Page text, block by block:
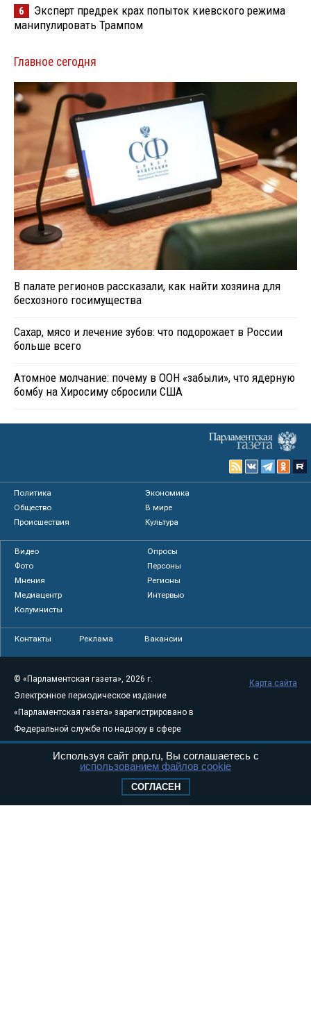
6
Эксперт предрек крах попыток киевского режима
манипулировать Трампом
Главное сегодня
В палате регионов рассказали, как найти хозяина для
бесхозного госимущества
Сахар, мясо и лечение зубов: что подорожает в России
больше всего
Атомное молчание: почему в ООН «забыли», что ядерную
бомбу на Хиросиму сбросили США
Политика
Экономика
Общество
В мире
Происшествия
Культура
Видео
Опросы
Фото
Персоны
Мнения
Регионы
Медиацентр
Интервью
Колумнисты
Контакты Реклама Вакансии
© «Парламентская газета», 2026 г.
Электронное периодическое издание
«Парламентская газета» зарегистрировано в
Федеральной службе по надзору в сфере
связи, информационных технологий и
массовых коммуникаций (Роскомнадзор) 05
Свидетельство о регистрации Эл № ФС77-
Карта сайта
Используя сайт pnp.ru, Вы соглашаетесь с
использованием файлов cookie
СОГЛАСЕН